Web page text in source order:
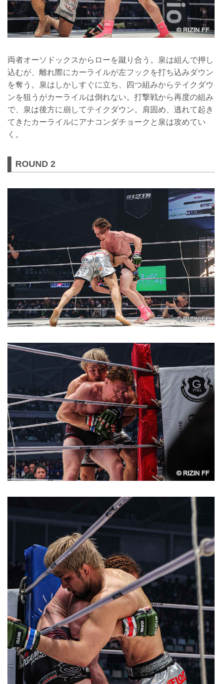
両者オーソドックスからローを蹴り合う。泉は組んで押し
込むが、離れ際にカーライルが左フックを打ち込みダウン
を奪う。泉はしかしすぐに立ち、四つ組みからテイクダウ
ンを狙うがカーライルは倒れない。打撃戦から再度の組み
で、泉は後方に崩してテイクダウン。肩固め、逃れて起き
てきたカーライルにアナコンダチョークと泉は攻めてい
く。
ROUND 2